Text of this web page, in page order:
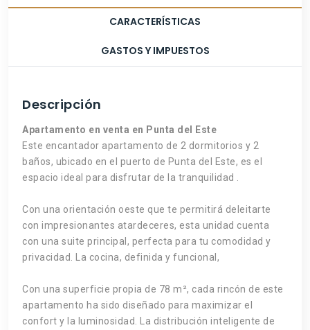
CARACTERÍSTICAS
GASTOS Y IMPUESTOS
Descripción
Apartamento en venta en Punta del Este
Este encantador apartamento de 2 dormitorios y 2
baños, ubicado en el puerto de Punta del Este, es el
espacio ideal para disfrutar de la tranquilidad .
Con una orientación oeste que te permitirá deleitarte
con impresionantes atardeceres, esta unidad cuenta
con una suite principal, perfecta para tu comodidad y
privacidad. La cocina, definida y funcional,
Con una superficie propia de 78 m², cada rincón de este
apartamento ha sido diseñado para maximizar el
confort y la luminosidad. La distribución inteligente de